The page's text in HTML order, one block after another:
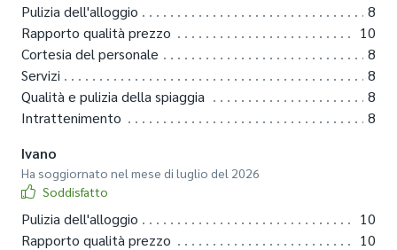
Pulizia dell'alloggio
8
Rapporto qualità prezzo
10
Cortesia del personale
8
Servizi
8
Qualità e pulizia della spiaggia
8
Intrattenimento
8
Ivano
Ha soggiornato nel mese di luglio del 2026
Soddisfatto
Pulizia dell'alloggio
10
Rapporto qualità prezzo
10